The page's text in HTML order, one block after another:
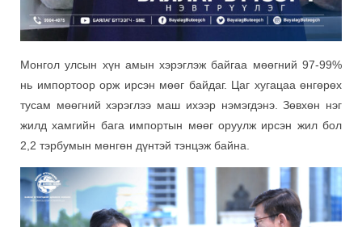
Монгол улсын хүн амын хэрэглэж байгаа мөөгний 97-99%
нь импортоор орж ирсэн мөөг байдаг. Цаг хугацаа өнгөрөх
тусам мөөгний хэрэглээ маш ихээр нэмэгдэнэ. Зөвхөн нэг
жилд хамгийн бага импортын мөөг оруулж ирсэн жил бол
2,2 тэрбумын мөнгөн дүнтэй тэнцэж байна.